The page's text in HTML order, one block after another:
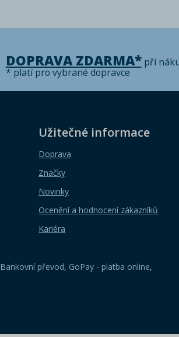
DOPRAVA ZDARMA*při
* platí pro vybrané dopravce
Užitečné informace
Doprava
Značky
Novinky
Ocenění a hodnocení zákazníků
Kariéra
Bankovní převod, GoPay - platba online,